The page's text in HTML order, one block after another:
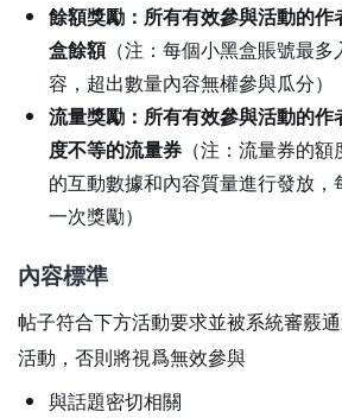
餘額獎勵：所有有效參與活動的
盒餘額（注：每個小黑盒賬號最多
容，超出數量內容無權參與瓜分）
流量獎勵：所有有效參與活動的
度不等的流量券 （注：流量券的
的互動數據和內容質量進行發放
一次獎勵）
內容標準
帖子符合下方活動要求並被系統審覈
活動，否則將視爲無效參與
與話題密切相關